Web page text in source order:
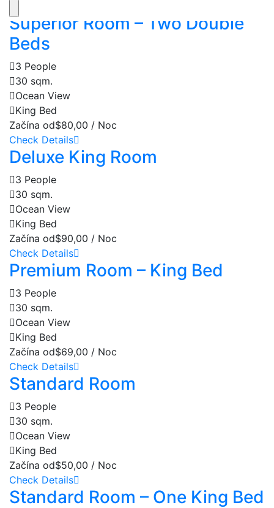
Superior Room – Two Double
Beds
3 People
30 sqm.
Ocean View
King Bed
Začína od$80,00 / Noc
Check Details
Deluxe King Room
3 People
30 sqm.
Ocean View
King Bed
Začína od$90,00 / Noc
Check Details
Premium Room – King Bed
3 People
30 sqm.
Ocean View
King Bed
Začína od$69,00 / Noc
Check Details
Standard Room
3 People
30 sqm.
Ocean View
King Bed
Začína od$50,00 / Noc
Check Details
Standard Room – One King Bed